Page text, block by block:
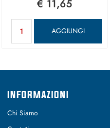
€ 11,65
AGGIUNGI
INFORMAZIONI
Chi Siamo